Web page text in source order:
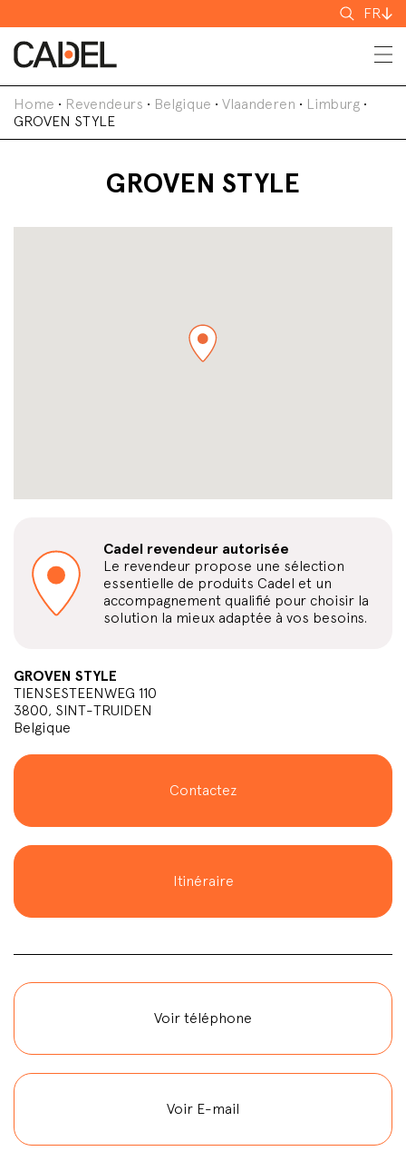
FR
Home • Revendeurs • Belgique • Vlaanderen • Limburg •
GROVEN STYLE
GROVEN STYLE
Cadel revendeur autorisée
Le revendeur propose une sélection
essentielle de produits Cadel et un
accompagnement qualifié pour choisir la
solution la mieux adaptée à vos besoins.
GROVEN STYLE
TIENSESTEENWEG 110
3800, SINT-TRUIDEN
Belgique
Contactez
Itinéraire
Voir téléphone
Voir E-mail